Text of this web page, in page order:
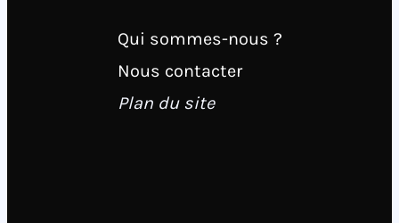
Qui sommes-nous ?
Nous contacter
Plan du site